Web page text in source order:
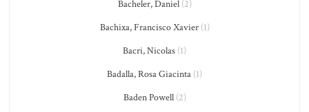
Bacheler, Daniel(2)
Bachixa, Francisco Xavier(1)
Bacri, Nicolas (1)
Badalla, Rosa Giacinta (1)
Baden Powell(2)